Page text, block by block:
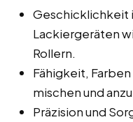
Geschicklichkeit
Lackiergeräten
Rollern.
Fähigkeit,
mischen und
Präzision und